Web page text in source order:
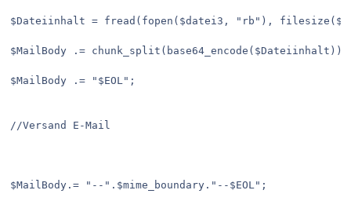
$Dateiinhalt = fread(fopen($datei3, "rb"),
$MailBody .= chunk_split(base64_encode($Dateiinhalt));
$MailBody .= "$EOL";
//Versand E-Mail
$MailBody.= "--".$mime_boundary."--$EOL";